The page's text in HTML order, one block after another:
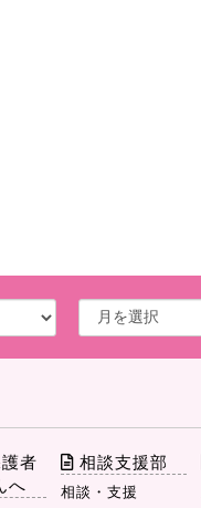
者
へ
相談支援部
相談・支援